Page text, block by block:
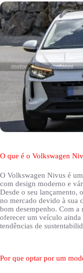
O que é o Volkswagen
O Volkswagen Nivus é um
com design moderno e
Desde o seu lançamento,
no mercado devido à sua
bom desempenho. Com
oferecer um veículo
tendências de
Por que optar por um